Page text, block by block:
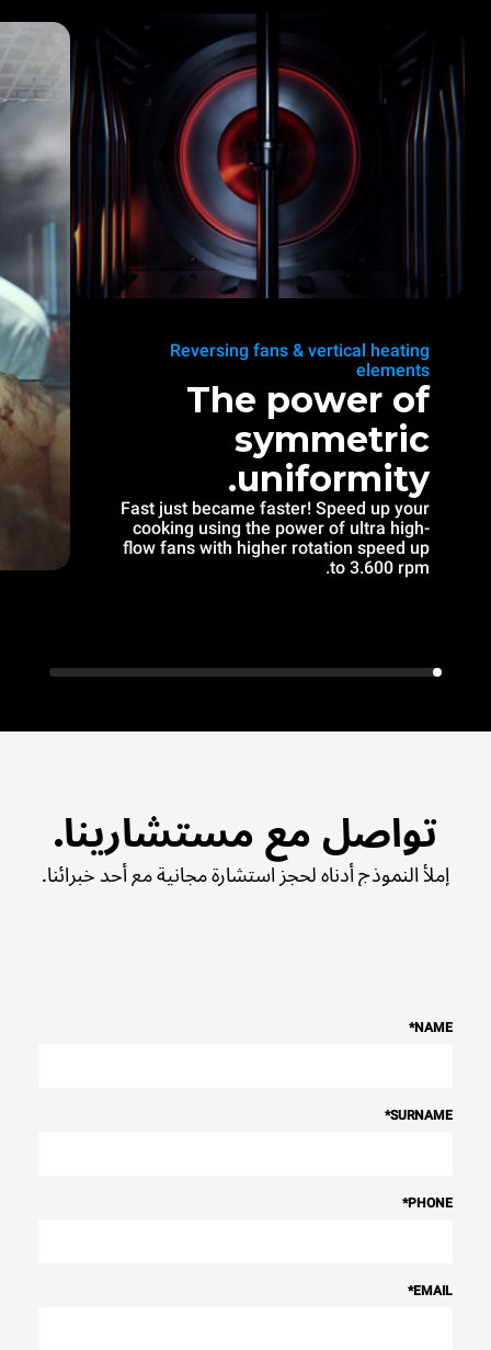
Reversing fans & vertical heating
elements
The power of
symmetric
uniformity.
Fast just became faster! Speed up your
cooking using the power of ultra high-
flow fans with higher rotation speed up
to 3.600 rpm.
تواصل مع مستشارينا.
إملأ النموذج أدناه لحجز استشارة مجانية مع أحد خبرائنا.
NAME
*
SURNAME
*
PHONE
*
EMAIL
*